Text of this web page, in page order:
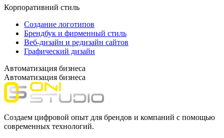
Корпоративний стиль
Создание логотипов
Брендбук и фирменный стиль
Веб-дизайн и редизайн сайтов
Графический дизайн
Автоматизация бизнеса
Автоматизация бизнеса
Создаем цифровой опыт для брендов и компаний с помощью
современных технологий.